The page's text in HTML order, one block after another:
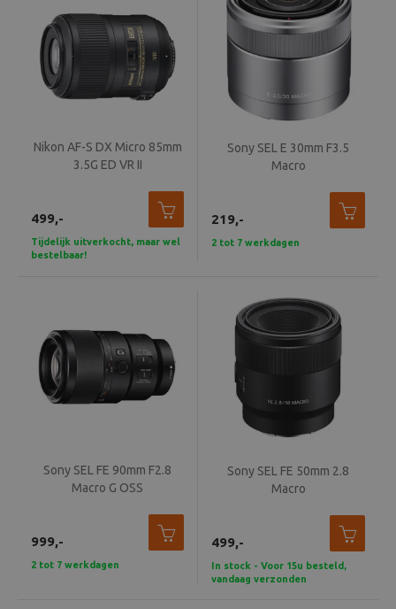
Nikon AF-S DX Micro 85mm
3.5G ED VR II
499,-
Tijdelijk uitverkocht, maar wel
bestelbaar!
Sony SEL E 30mm F3.5
Macro
219,-
2 tot 7 werkdagen
Sony SEL FE 90mm F2.8
Macro G OSS
999,-
2 tot 7 werkdagen
Sony SEL FE 50mm 2.8
Macro
499,-
In stock - Voor 15u besteld,
vandaag verzonden